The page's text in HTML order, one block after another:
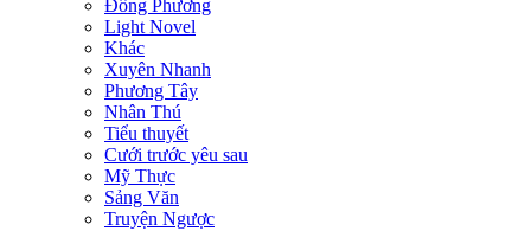
Đông Phương
Light Novel
Khác
Xuyên Nhanh
Phương Tây
Nhân Thú
Tiểu thuyết
Cưới trước yêu sau
Mỹ Thực
Sảng Văn
Truyện Ngược